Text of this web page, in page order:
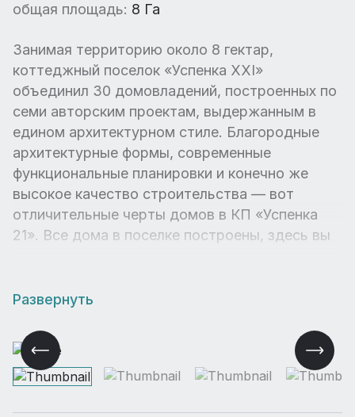
общая площадь: 8 Га
Занимая территорию около 8 гектар,
коттеджный поселок «Успенка XXI»
объединил 30 домовладений, построенных по
семи авторским проектам, выдержанным в
едином архитектурном стиле. Благородные
архитектурные формы, современные
функциональные планировки и конечно же
высокое качество строительства — вот
отличительные черты домов в КП «Успенка
21». Все дома в поселке построены, здесь вы
перепадами высот открывает отличные
поселке выполнены работы по ландшафтному
озеленению, заасфальтированы дороги, есть
подсветка в ночное время суток.
Развернуть